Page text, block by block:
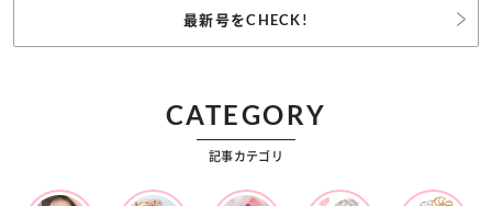
最新号をCHECK!
CATEGORY
記事カテゴリ